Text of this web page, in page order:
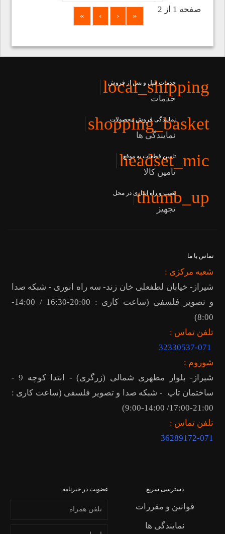
صفحه 1 از 2
«
‹
›
»
local_shipping
خدمات قبل و پس از فروش
خدمات
shopping_basket
نمایندگی فروش محصولات
نمایندگی ها
headset_mic
تامین قطعات به موقع
تامین کالا
thumb_up
نصب و راه اندازی در محل
تجهیز
تماس با ما
شعبه مرکزی :
شیراز- خیابان لطفعلی خان زند- سه راه انوری - شبکه صدا
و تصویر فلسفی (ساعت کاری : 20:00-16:30 / 14:00-
8:00)
تلفن تماس :
32330537-071
شوروم :
شیراز- بلوار مطهری شمالی (زرگری) - ابتدا کوچه 9 -
ساختمان تاپ - شبکه صدا و تصویر فلسفی (ساعت کاری :
21:00-17:00/ 14:00-9:00)
تلفن تماس :
36289172-071
دسترسی سریع
قوانین و مقررات
نمایندگی ها
عضویت در خبرنامه